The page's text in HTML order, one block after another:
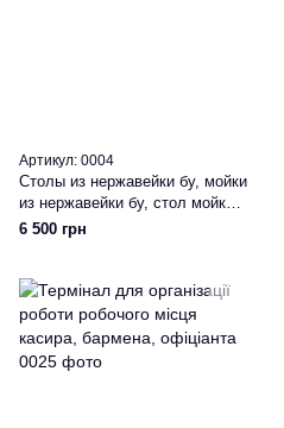
Артикул: 0004
Столы из нержавейки бу, мойки
из нержавейки бу, стол мойка
бу
6 500 грн